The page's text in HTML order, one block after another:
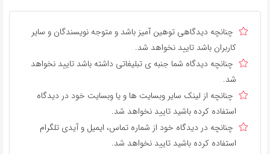
چنانچه دیدگاهی توهین آمیز باشد و متوجه نویسندگان و سایر
کاربران باشد تایید نخواهد شد.
چنانچه دیدگاه شما جنبه ی تبلیغاتی داشته باشد تایید نخواهد
شد.
چنانچه از لینک سایر وبسایت ها و یا وبسایت خود در دیدگاه
استفاده کرده باشید تایید نخواهد شد.
چنانچه در دیدگاه خود از شماره تماس، ایمیل و آیدی تلگرام
استفاده کرده باشید تایید نخواهد شد.